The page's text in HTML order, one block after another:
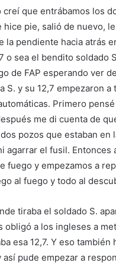
que entrábamos los
pie, salió de nuevo,
la pendiente hacia atrás
o sea el bendito soldado
de FAP esperando ver
S. y su 12,7 empezaron
Primero
me di cuenta de
pozos que estaban
agarrar el fusil.
fuego y empezamos a
al fuego y todo al
tiraba el soldado S.
obligó a los ingleses a
esa 12,7. Y eso
pude empezar a